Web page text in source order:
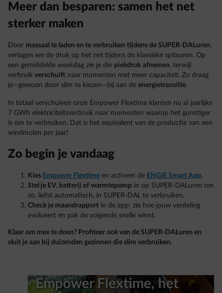
Meer dan besparen: samen het net
sterker maken
Door massaal te laden en te verbruiken tijdens de SUPER-DALuren,
verlagen we de druk op het net tijdens de klassieke spitsuren. Op
een gemiddelde weekdag zie je die piekdruk afnemen, terwijl
verbruik verschuift naar momenten met meer capaciteit. Zo draag
je—gewoon door slim te kiezen—bij aan de energietransitie.
In totaal verschuiven onze Empower Flextime klanten nu al jaarlijks
7 GWh elektriciteitsverbruik naar momenten waarop het gunstiger
is om te verbruiken. Dat is het equivalent van de productie van een
windmolen per jaar!
Zo begin je vandaag
Kies Empower Flextime en activeer de ENGIE Smart App.
Stel je EV, batterij of warmtepomp in op SUPER-DALuren om
zo, liefst automatisch, in SUPER-DAL te verbruiken.
Check je maandrapport in de app: zie hoe jouw verdeling
evolueert en pak de volgende snelle winst.
Klaar om mee te doen? Profiteer ook van de SUPER-DALuren en
sluit je aan bij duizenden gezinnen die slim verbruiken.
Empower Flextime, het